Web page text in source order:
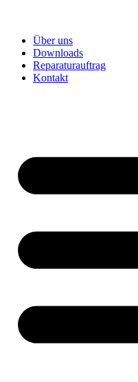
Über uns
Downloads
Reparaturauftrag
Kontakt